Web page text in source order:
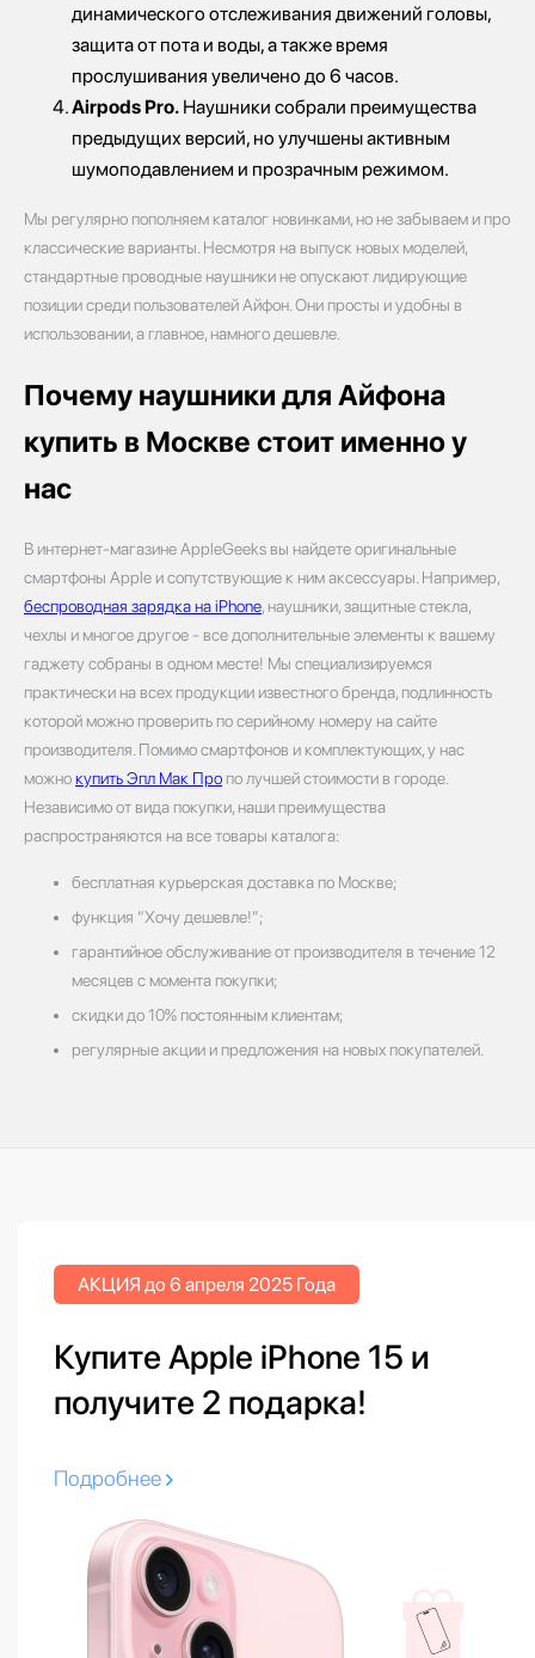
динамического отслеживания движений головы,
защита от пота и воды, а также время
прослушивания увеличено до 6 часов.
Airpods Pro. Наушники собрали преимущества
предыдущих версий, но улучшены активным
шумоподавлением и прозрачным режимом.
Мы регулярно пополняем каталог новинками, но не забываем и про
классические варианты. Несмотря на выпуск новых моделей,
стандартные проводные наушники не опускают лидирующие
позиции среди пользователей Айфон. Они просты и удобны в
использовании, а главное, намного дешевле.
Почему наушники для Айфона
купить в Москве стоит именно у
нас
В интернет-магазине AppleGeeks вы найдете оригинальные
смартфоны Apple и сопутствующие к ним аксессуары. Например,
беспроводная зарядка на iPhone, наушники, защитные стекла,
чехлы и многое другое - все дополнительные элементы к вашему
гаджету собраны в одном месте! Мы специализируемся
практически на всех продукции известного бренда, подлинность
которой можно проверить по серийному номеру на сайте
производителя. Помимо смартфонов и комплектующих, у нас
можнокупить Эпл Мак Про по лучшей стоимости в городе.
Независимо от вида покупки, наши преимущества
распространяются на все товары каталога:
бесплатная курьерская доставка по Москве;
функция “Хочу дешевле!”;
гарантийное обслуживание от производителя в течение 12
месяцев с момента покупки;
скидки до 10% постоянным клиентам;
регулярные акции и предложения на новых покупателей.
АКЦИЯ до 6 апреля 2025 Года
Купите Apple iPhone 15 и
получите 2 подарка!
Подробнее